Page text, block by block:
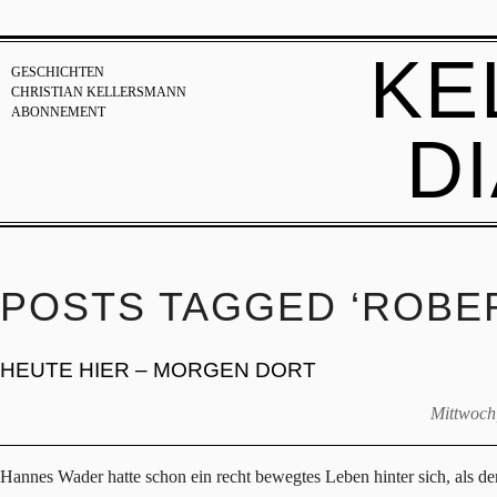
GESCHICHTEN
CHRISTIAN KELLERSMANN
ABONNEMENT
POSTS TAGGED
HEUTE HIER – MORGEN DORT
Hannes Wader hatte schon ein recht bewegtes Leben hinter sich, als